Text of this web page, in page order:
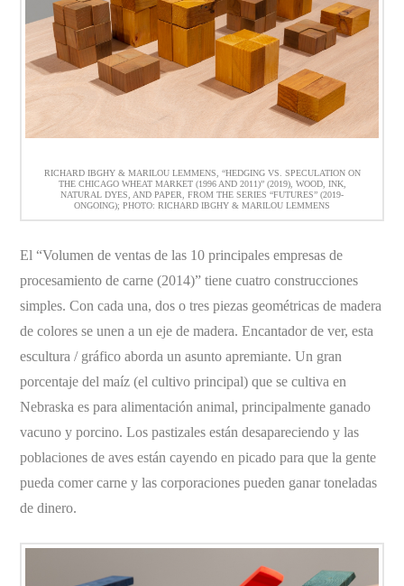
RICHARD IBGHY & MARILOU LEMMENS, “HEDGING VS. SPECULATION ON
THE CHICAGO WHEAT MARKET (1996 AND 2011)” (2019), WOOD, INK,
NATURAL DYES, AND PAPER, FROM THE SERIES “FUTURES” (2019-
ONGOING); PHOTO: RICHARD IBGHY & MARILOU LEMMENS
El “Volumen de ventas de las 10 principales empresas de
procesamiento de carne (2014)” tiene cuatro construcciones
simples. Con cada una, dos o tres piezas geométricas de madera
de colores se unen a un eje de madera. Encantador de ver, esta
escultura / gráfico aborda un asunto apremiante. Un gran
porcentaje del maíz (el cultivo principal) que se cultiva en
Nebraska es para alimentación animal, principalmente ganado
vacuno y porcino. Los pastizales están desapareciendo y las
poblaciones de aves están cayendo en picado para que la gente
pueda comer carne y las corporaciones pueden ganar toneladas
de dinero.